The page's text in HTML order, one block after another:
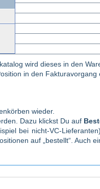
wird dieses in den
in den Fakturavorgang
wieder.
Dazu klickst Du auf
bei nicht-VC-
auf „bestellt“. Auch